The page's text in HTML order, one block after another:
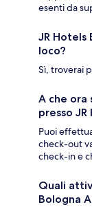
esenti da
JR Hotels
loco?
Sì, troverai
A che
presso
Puoi
check-out
check-in e
Quali
Bologna